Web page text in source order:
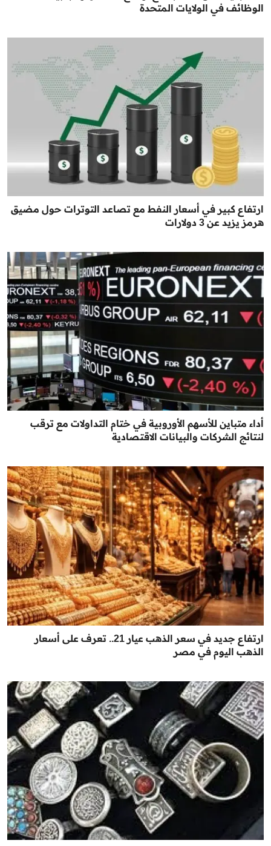
الوظائف في الولايات المتحدة
ارتفاع كبير في أسعار النفط مع تصاعد التوترات حول مضيق
هرمز يزيد عن 3 دولارات
أداء متباين للأسهم الأوروبية في ختام التداولات مع ترقب
لنتائج الشركات والبيانات الاقتصادية
ارتفاع جديد في سعر الذهب عيار 21.. تعرف على أسعار
الذهب اليوم في مصر